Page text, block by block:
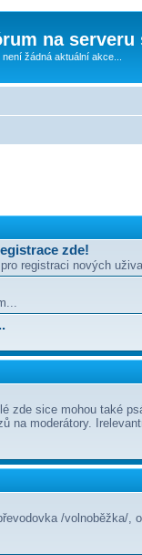
na serveru
žádná aktuální akce...
zde!
registraci nových
zde sice mohou také
na moderátory.
/volnoběžka/,